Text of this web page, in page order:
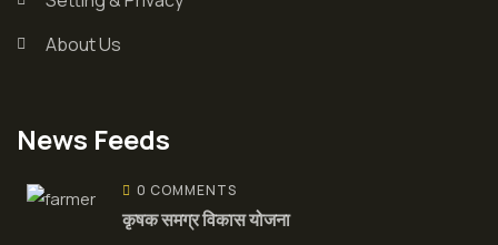
About Us
News Feeds
0 COMMENTS
कृषक समग्र विकास योजना